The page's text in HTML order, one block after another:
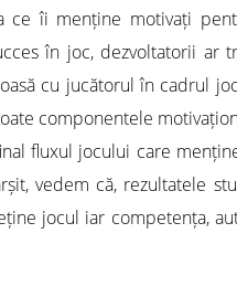
ce îi menține motivați
în joc, dezvoltatorii
cu jucătorul în cadrul
componentele
fluxul jocului care
vedem că, rezultatele
jocul iar competența,